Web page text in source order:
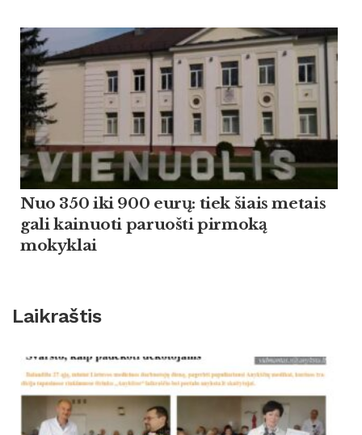
Nuo 350 iki 900 eurų: tiek šiais metais
gali kainuoti paruošti pirmoką
mokyklai
Laikraštis